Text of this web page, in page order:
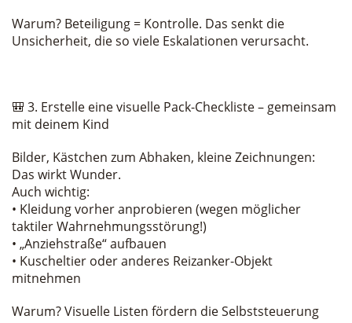
Warum? Beteiligung = Kontrolle. Das senkt die
Unsicherheit, die so viele Eskalationen verursacht.
🎒 3. Erstelle eine visuelle Pack-Checkliste – gemeinsam
mit deinem Kind
Bilder, Kästchen zum Abhaken, kleine Zeichnungen:
Das wirkt Wunder.
Auch wichtig:
• Kleidung vorher anprobieren (wegen möglicher
taktiler Wahrnehmungsstörung!)
• „Anziehstraße“ aufbauen
• Kuscheltier oder anderes Reizanker-Objekt
mitnehmen
Warum? Visuelle Listen fördern die Selbststeuerung